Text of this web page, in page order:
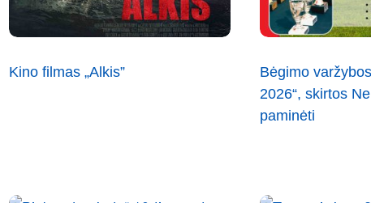
Kino filmas „Alkis”
Bėgimo
2026“, skirtos
paminėti